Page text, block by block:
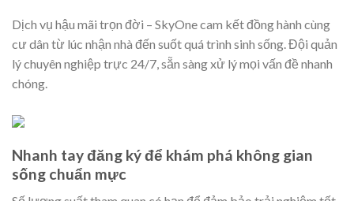
Dịch vụ hậu mãi trọn đời – SkyOne cam kết đồng hành cùng
cư dân từ lúc nhận nhà đến suốt quá trình sinh sống. Đội quản
lý chuyên nghiệp trực 24/7, sẵn sàng xử lý mọi vấn đề nhanh
chóng.
Nhanh tay đăng ký để khám phá không gian
sống chuẩn mực